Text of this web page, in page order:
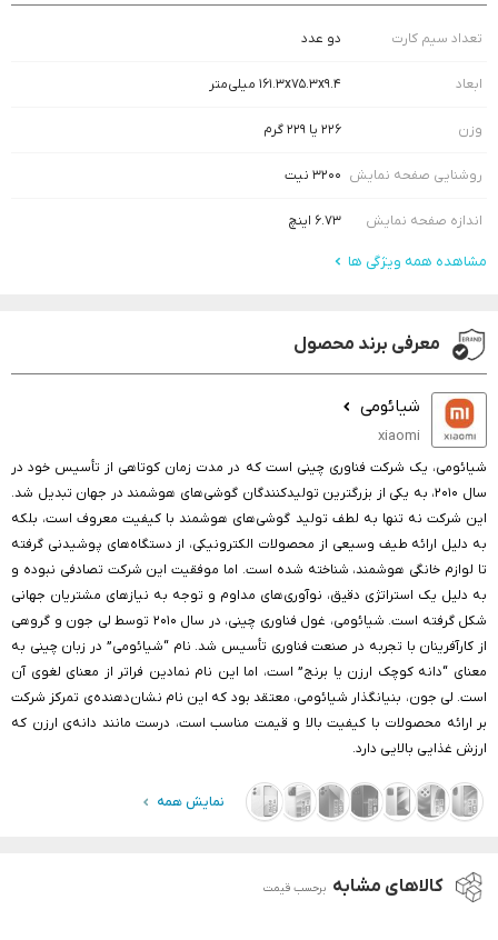
تعداد سیم کارت دو عدد
ابعاد ۱۶۱.۳x۷۵.۳x۹.۴ میلی‌متر
وزن ۲۲۶ یا ۲۲۹ گرم
روشنایی صفحه نمایش ۳۲۰۰ نیت
اندازه صفحه نمایش ۶.۷۳ اینچ
مشاهده همه ویژگی ها
معرفی برند محصول
شیائومی
xiaomi
شیائومی، یک شرکت فناوری چینی است که در مدت زمان کوتاهی از تأسیس خود در
سال ۲۰۱۰، به یکی از بزرگترین تولیدکنندگان گوشی‌های هوشمند در جهان تبدیل شد.
این شرکت نه تنها به لطف تولید گوشی‌های هوشمند با کیفیت معروف است، بلکه
به دلیل ارائه طیف وسیعی از محصولات الکترونیکی، از دستگاه‌های پوشیدنی گرفته
تا لوازم خانگی هوشمند، شناخته شده است. اما موفقیت این شرکت تصادفی نبوده و
به دلیل یک استراتژی دقیق، نوآوری‌های مداوم و توجه به نیازهای مشتریان جهانی
شکل گرفته است. شیائومی، غول فناوری چینی، در سال ۲۰۱۰ توسط لی جون و گروهی
از کارآفرینان با تجربه در صنعت فناوری تأسیس شد. نام “شیائومی” در زبان چینی به
معنای “دانه کوچک ارزن یا برنج” است، اما این نام نمادین فراتر از معنای لغوی آن
است. لی جون، بنیانگذار شیائومی، معتقد بود که این نام نشان‌دهنده‌ی تمرکز شرکت
بر ارائه محصولات با کیفیت بالا و قیمت مناسب است، درست مانند دانه‌ی ارزن که
ارزش غذایی بالایی دارد.
نمایش همه
کالاهای مشابه برحسب قیمت